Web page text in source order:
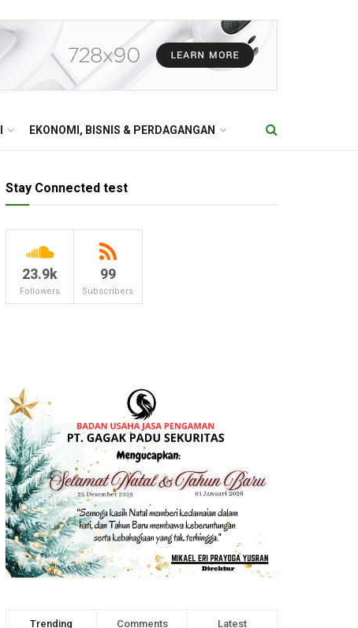
EKONOMI, BISNIS & PERDAGANGAN
Stay Connected test
23.9k
Followers
99
Subscribers
Trending Comments Latest